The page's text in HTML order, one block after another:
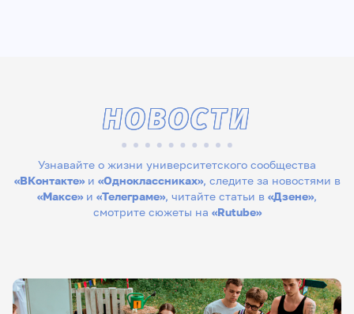
Узнавайте о жизни университетского сообщества
«ВКонтакте»и «Одноклассниках», следите за новостями в
«Максе» и «Телеграме», читайте статьи в «Дзене»,
смотрите сюжеты на «Rutube»
НОВОСТИ